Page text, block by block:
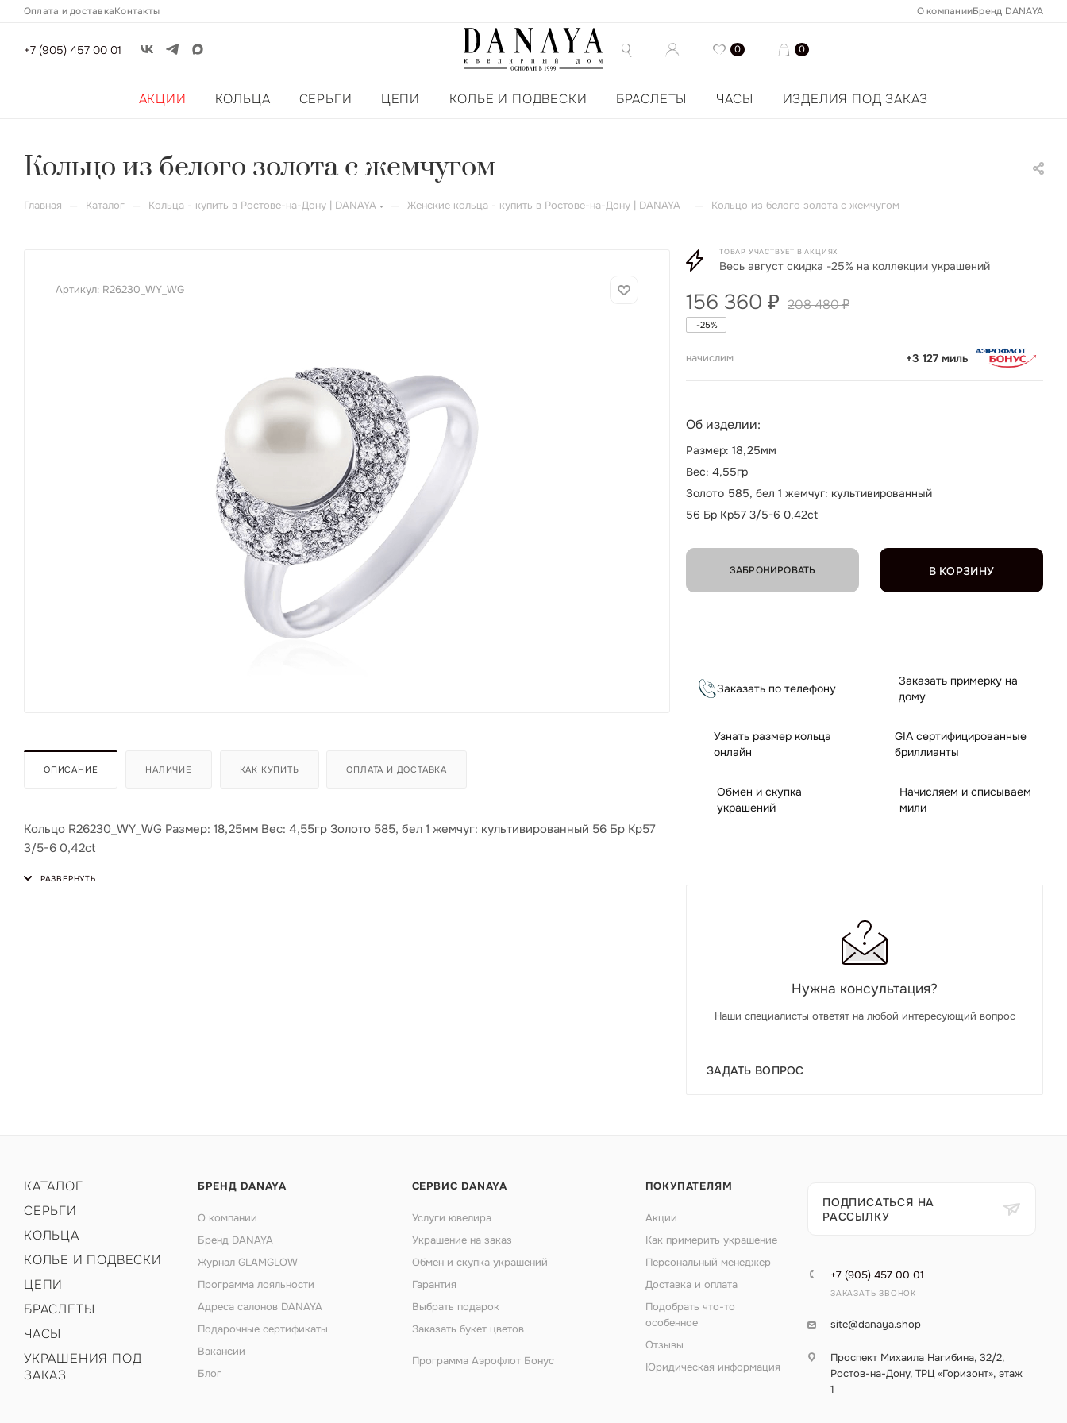
Оплата и доставкаКонтакты О компанииБренд DANAYA
+7 (905) 457 00 01 0 0
АКЦИИ КОЛЬЦА СЕРЬГИ ЦЕПИ КОЛЬЕ И ПОДВЕСКИ БРАСЛЕТЫ ЧАСЫ ИЗДЕЛИЯ ПОД ЗАКАЗ
Кольцо из белого золота с жемчугом
Главная — Каталог — Кольца - купить в Ростове-на-Дону | DANAYA — Женские кольца - купить в Ростове-на-Дону | DANAYA — Кольцо из белого золота с жемчугом
Артикул: R26230_WY_WG
ОПИСАНИЕ НАЛИЧИЕ КАК КУПИТЬ ОПЛАТА И ДОСТАВКА
Кольцо R26230_WY_WG Размер: 18,25мм Вес: 4,55гр Золото 585, бел 1 жемчуг: культивированный 56 Бр Кр57
3/5-6 0,42ct
ТОВАР УЧАСТВУЕТ В АКЦИЯХ
Весь август скидка -25% на коллекции украшений
156 360 ₽ 208 480₽
-25%
начислим +3 127 миль
В КОРЗИНУ
Об изделии:
Размер: 18,25мм
Вес: 4,55гр
Золото 585, бел 1 жемчуг: культивированный
56 Бр Кр57 3/5-6 0,42ct
ЗАБРОНИРОВАТЬ
Заказать по телефону
Заказать примерку на
дому
Узнать размер кольца
онлайн
GIA сертифицированные
бриллианты
Обмен и скупка
украшений
Начисляем и списываем
мили
Нужна консультация?
Наши специалисты ответят на любой интересующий вопрос
ЗАДАТЬ ВОПРОС
КАТАЛОГ
СЕРЬГИ
КОЛЬЦА
КОЛЬЕ И ПОДВЕСКИ
ЦЕПИ
БРАСЛЕТЫ
ЧАСЫ
УКРАШЕНИЯ ПОД
ЗАКАЗ
БРЕНД DANAYA
О компании
Бренд DANAYA
Журнал GLAMGLOW
Программа лояльности
Адреса салонов DANAYA
Подарочные сертификаты
Вакансии
Блог
СЕРВИС DANAYA
Услуги ювелира
Украшение на заказ
Обмен и скупка украшений
Гарантия
Выбрать подарок
Заказать букет цветов
Программа Аэрофлот Бонус
ПОКУПАТЕЛЯМ
Акции
Как примерить украшение
Персональный менеджер
Доставка и оплата
Подобрать что-то
особенное
Отзывы
Юридическая информация
ПОДПИСАТЬСЯ НА
РАССЫЛКУ
+7 (905) 457 00 01
ЗАКАЗАТЬ ЗВОНОК
site@danaya.shop
Проспект Михаила Нагибина, 32/2,
Ростов-на-Дону, ТРЦ «Горизонт», этаж
1